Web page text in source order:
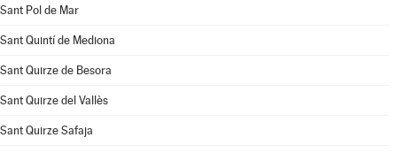
Sant Pol de Mar
Sant Quintí de Mediona
Sant Quirze de Besora
Sant Quirze del Vallès
Sant Quirze Safaja